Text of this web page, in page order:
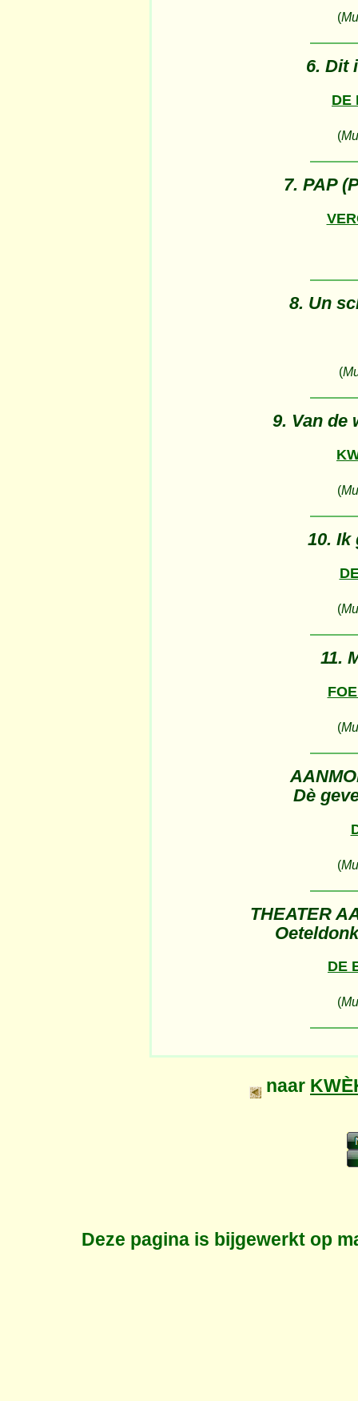
(
6. Dit
DE
(
7. PAP
8. Un
(
9. Van de
(
10. Ik
(
11.
(
Dè
(
THEATER
DE
(
naar
Deze pagina is bijgewerkt op